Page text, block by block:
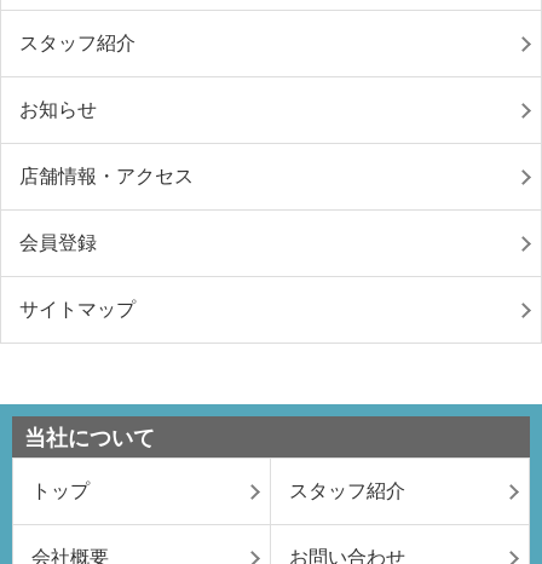
スタッフ紹介
お知らせ
店舗情報・アクセス
会員登録
サイトマップ
当社について
トップ スタッフ紹介
会社概要 お問い合わせ